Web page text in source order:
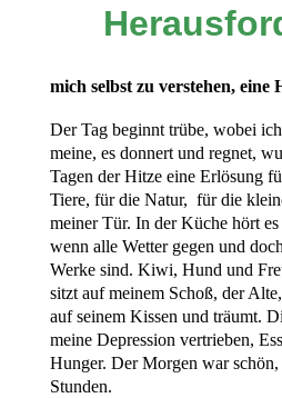
mich selbst zu verstehen, eine
Der Tag beginnt trübe, wobei
meine, es donnert und regnet,
Tagen der Hitze eine Erlösung
Tiere, für die Natur, für die
meiner Tür. In der Küche hört es
wenn alle Wetter gegen und
Werke sind. Kiwi, Hund und
sitzt auf meinem Schoß, der
auf seinem Kissen und träumt.
meine Depression vertrieben,
Hunger. Der Morgen war
Stunden.